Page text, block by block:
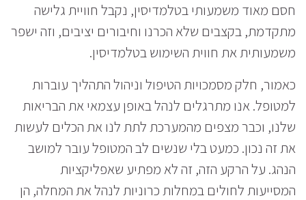
חסם מאוד משמעותי בטלמדיסין, נקבל חוויית גלישה
מתקדמת, בקצבים שלא הכרנו וחיבורים יציבים, וזה ישפר
משמעותית את חווית השימוש בטלמדיסין.
כאמור, חלק מסמכויות הטיפול וניהול התהליך עוברות
למטופל. אנו מתרגלים לנהל באופן עצמאי את הבריאות
שלנו, וכבר מצפים מהמערכת לתת לנו את הכלים לעשות
את זה נכון. כמעט בלי שנשים לב המטופל עובר למושב
הנהג. על הרקע הזה, זה לא מפתיע שאפליקציות
המסייעות לחולים במחלות כרוניות לנהל את המחלה, הן